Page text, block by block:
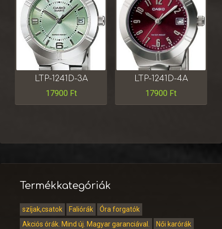
LTP-1241D-3A
17900 Ft
LTP-1241D-4A
17900 Ft
Termékkategóriák
szíjak,csatok Faliórák
Óra forgatók
Akciós órák. Mind új. Magyar garanciával.
Női karórák